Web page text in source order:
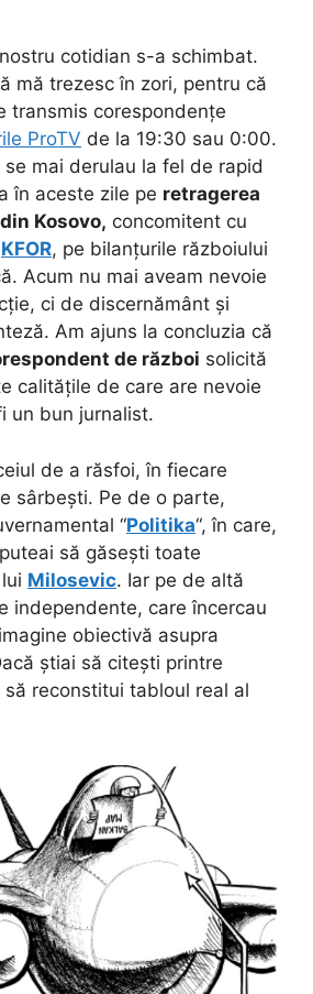
cotidian s-a schimbat.
mă trezesc în zori, pentru că
transmis corespondențe
ProTV de la 19:30 sau 0:00.
se mai derulau la fel de rapid
în aceste zile pe retragerea
Kosovo, concomitent cu
KFOR, pe bilanțurile războiului
Acum nu mai aveam nevoie
ci de discernământ și
Am ajuns la concluzia că
de război solicită
calitățile de care are nevoie
un bun jurnalist.
de a răsfoi, în fiecare
sârbești. Pe de o parte,
“Politika“, în care,
să găsești toate
Milosevic. Iar pe de altă
independente, care încercau
obiectivă asupra
știai să citești printre
reconstitui tabloul real al